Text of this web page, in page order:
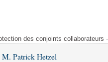
des conjoints collaborateurs
M. Patrick Hetzel